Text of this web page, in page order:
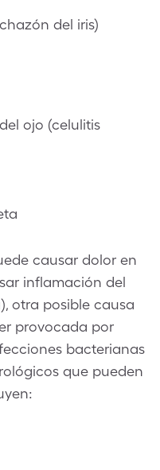
del iris)
ojo (celulitis
causar dolor en
inflamación del
otra posible causa
provocada por
bacterianas
que pueden